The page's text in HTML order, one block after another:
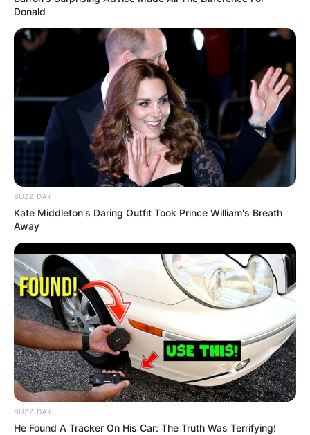
74
Like this post? Please share to your friends:
Donald
BUZZ DAY
Kate Middleton's Daring Outfit Took Prince William's Breath
Away
BUZZ DAY
He Found A Tracker On His Car: The Truth Was Terrifying!